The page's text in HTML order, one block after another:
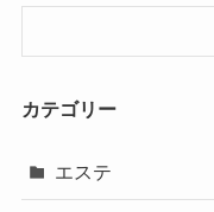
カテゴリー
エステ